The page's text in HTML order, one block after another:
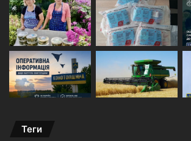
Теги